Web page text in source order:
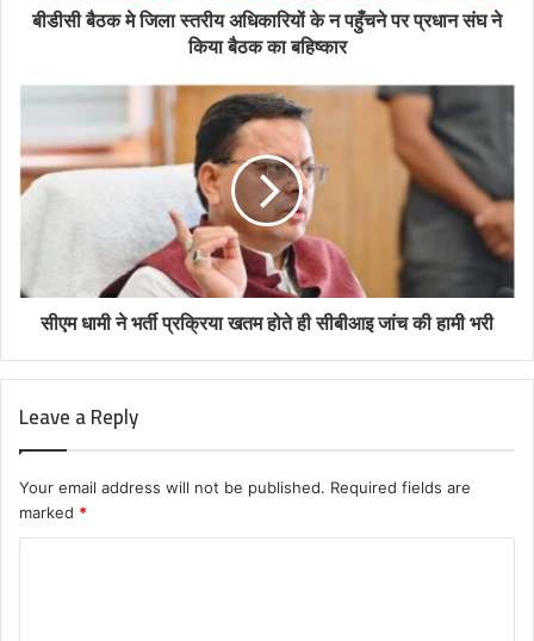
बीडीसी बैठक मे जिला स्तरीय अधिकारियों के न पहुँचने पर प्रधान संघ ने
किया बैठक का बहिष्कार
सीएम धामी ने भर्ती प्रक्रिया खतम होते ही सीबीआइ जांच की हामी भरी
Leave a Reply
Your email address will not be published. Required fields are
marked *